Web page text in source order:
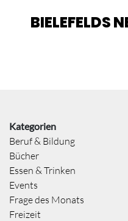
BIELEFELDS
Kategorien
Beruf & Bildung
Bücher
Essen & Trinken
Events
Frage des Monats
Freizeit